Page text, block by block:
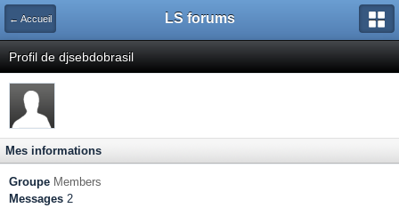
← Accueil LS forums
Profil de djsebdobrasil
Mes informations
Groupe Members
Messages 2